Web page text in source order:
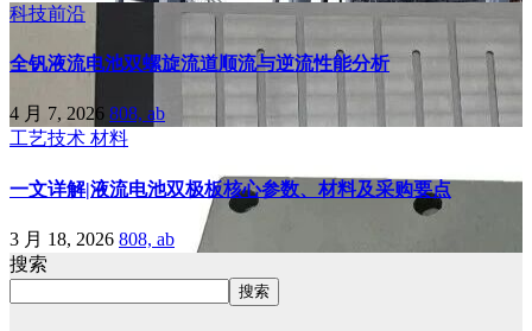
科技前沿
全钒液流电池双螺旋流道顺流与逆流性能分析
4 月 7, 2026 808, ab
工艺技术 材料
一文详解|液流电池双极板核心参数、材料及采购要点
3 月 18, 2026 808, ab
搜索
搜索